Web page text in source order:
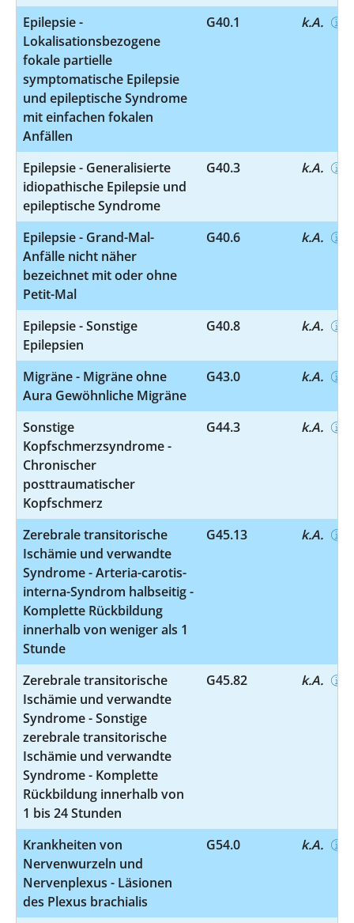
Epilepsie -
Lokalisationsbezogene
fokale partielle
symptomatische Epilepsie
und epileptische Syndrome
mit einfachen fokalen
Anfällen
G40.1 k.A.
Epilepsie - Generalisierte
idiopathische Epilepsie und
epileptische Syndrome
G40.3 k.A.
Epilepsie - Grand-Mal-
Anfälle nicht näher
bezeichnet mit oder ohne
Petit-Mal
G40.6 k.A.
Epilepsie - Sonstige
Epilepsien
G40.8 k.A.
Migräne - Migräne ohne
Aura Gewöhnliche Migräne
G43.0 k.A.
Sonstige
Kopfschmerzsyndrome -
Chronischer
posttraumatischer
Kopfschmerz
G44.3 k.A.
Zerebrale transitorische
Ischämie und verwandte
Syndrome - Arteria-carotis-
interna-Syndrom halbseitig -
Komplette Rückbildung
innerhalb von weniger als 1
Stunde
G45.13 k.A.
Zerebrale transitorische
Ischämie und verwandte
Syndrome - Sonstige
zerebrale transitorische
Ischämie und verwandte
Syndrome - Komplette
Rückbildung innerhalb von
1 bis 24 Stunden
G45.82 k.A.
Krankheiten von
Nervenwurzeln und
Nervenplexus - Läsionen
des Plexus brachialis
G54.0 k.A.